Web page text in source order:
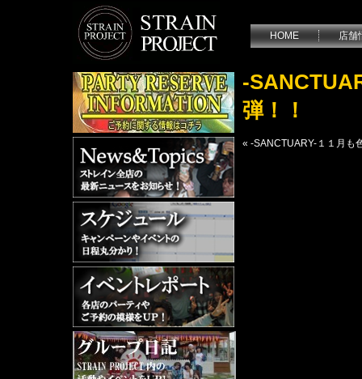
HOME 店舗
-
弾！！
« -SANCTUARY-１１月も